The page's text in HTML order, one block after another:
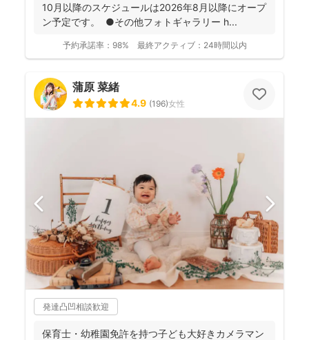
10月以降のスケジュールは2026年8月以降にオープ
ン予定です。 ●その他フォトギャラリー h...
予約承諾率： 98% 最終アクティブ： 24時間以内
蒲原 菜緒
4.9 (196)女性
発達凸凹相談歓迎
保育士・幼稚園免許を持つ子ども大好きカメラマン